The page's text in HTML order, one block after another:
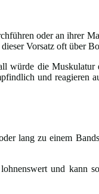
oder an ihrer
Vorsatz oft über
würde die
und reagieren
lang zu einem
und kann